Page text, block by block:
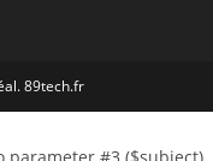
89tech.fr